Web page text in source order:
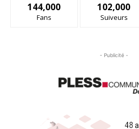
144,000
Fans
102,000
Suiveurs
- Publicité -